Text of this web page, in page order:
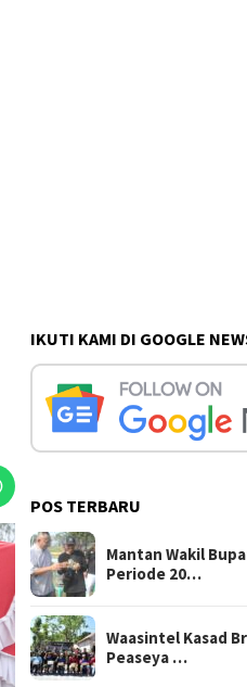
IKUTI KAMI DI GOOGLE
POS TERBARU
Mantan Wakil
Periode 20…
Waasintel Kasad
Peaseya …